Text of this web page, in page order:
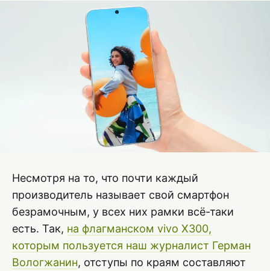
Несмотря на то, что почти каждый
производитель называет свой смартфон
безрамочным, у всех них рамки всё-таки
есть. Так, на флагманском vivo X300,
которым пользуется наш журналист Герман
Вологжанин, отступы по краям составляют